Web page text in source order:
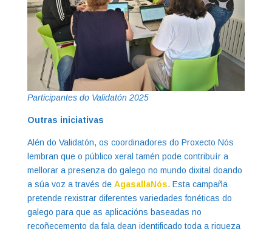
Participantes do Validatón 2025
Outras iniciativas
Alén do Validatón, os coordinadores do Proxecto Nós
lembran que o público xeral tamén pode contribuír a
mellorar a presenza do galego no mundo dixital doando
a súa voz a través de AgasallaNós. Esta campaña
pretende rexistrar diferentes variedades fonéticas do
galego para que as aplicacións baseadas no
recoñecemento da fala dean identificado toda a riqueza